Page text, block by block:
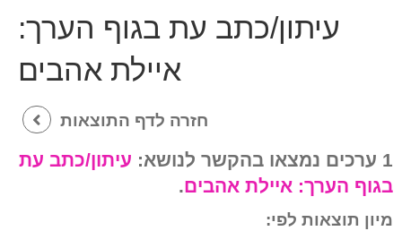
עיתון/כתב עת בגוף הערך:
איילת אהבים
חזרה לדף התוצאות
1 ערכים נמצאו בהקשר לנושא:
עיתון/כתב עת
בגוף הערך: איילת אהבים.
מיון תוצאות לפי: